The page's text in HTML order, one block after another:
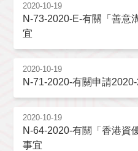
2020-10-19
N-73-2020-E-有關「善意
宜
2020-10-19
N-71-2020-有關申請
2020-10-19
N-64-2020-有關「香港資
事宜